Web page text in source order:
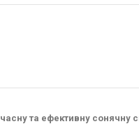
та ефективну сонячну